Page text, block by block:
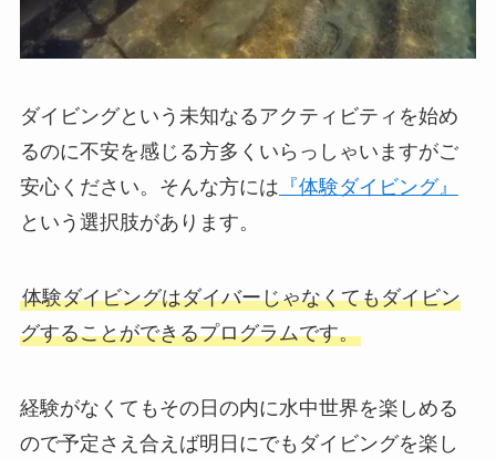
ダイビングという未知なるアクティビティを始め
るのに不安を感じる方多くいらっしゃいますがご
安心ください。そんな方には 『体験ダイビング』
という選択肢があります。
体験ダイビングはダイバーじゃなくてもダイビン
グすることができるプログラムです。
経験がなくてもその日の内に水中世界を楽しめる
ので予定さえ合えば明日にでもダイビングを楽し